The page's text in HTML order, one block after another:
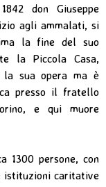
don Giuseppe
agli ammalati, si
la fine del suo
la Piccola Casa,
la sua opera ma è
presso il fratello
e qui muore
1300 persone, con
istituzioni caritative